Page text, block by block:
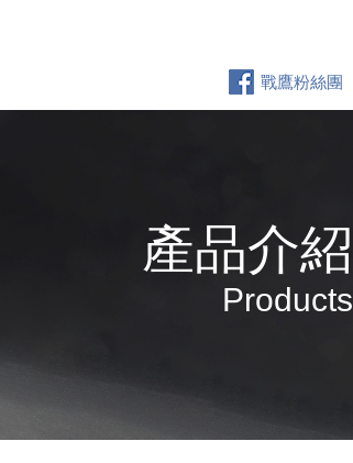
戰鷹粉絲團
產品介紹
Products